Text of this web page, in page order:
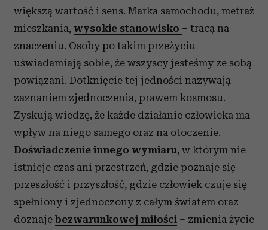
większą wartość i sens. Marka samochodu, metraż
mieszkania, wysokie stanowisko – tracą na
znaczeniu. Osoby po takim przeżyciu
uświadamiają sobie, że wszyscy jesteśmy ze sobą
powiązani. Dotknięcie tej jedności nazywają
zaznaniem zjednoczenia, prawem kosmosu.
Zyskują wiedzę, że każde działanie człowieka ma
wpływ na niego samego oraz na otoczenie.
Doświadczenie innego wymiaru, w którym nie
istnieje czas ani przestrzeń, gdzie poznaje się
przeszłość i przyszłość, gdzie człowiek czuje się
spełniony i zjednoczony z całym światem oraz
doznaje bezwarunkowej miłości – zmienia życie